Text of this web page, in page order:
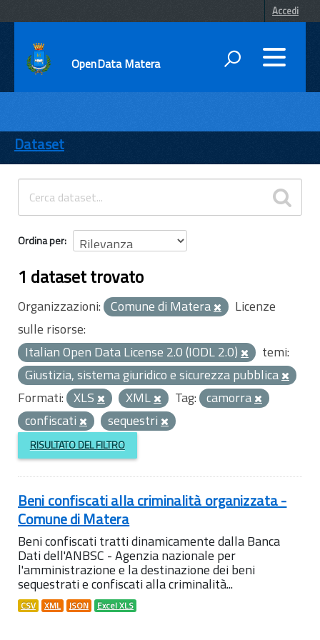
Accedi
OpenData Matera
ENTI
TEMI
INFORMAZIONI
Dataset
Ordina per
1 dataset trovato
Organizzazioni: Comune di Matera
Licenze
sulle risorse:
Italian Open Data License 2.0 (IODL 2.0)
temi:
Giustizia, sistema giuridico e sicurezza pubblica
Formati: XLS XML Tag: camorra
confiscati
sequestri
RISULTATO DEL FILTRO
Beni confiscati alla criminalità organizzata -
Comune di Matera
Beni confiscati tratti dinamicamente dalla Banca
Dati dell'ANBSC - Agenzia nazionale per
l'amministrazione e la destinazione dei beni
sequestrati e confiscati alla criminalità...
CSV XML JSON Excel XLS